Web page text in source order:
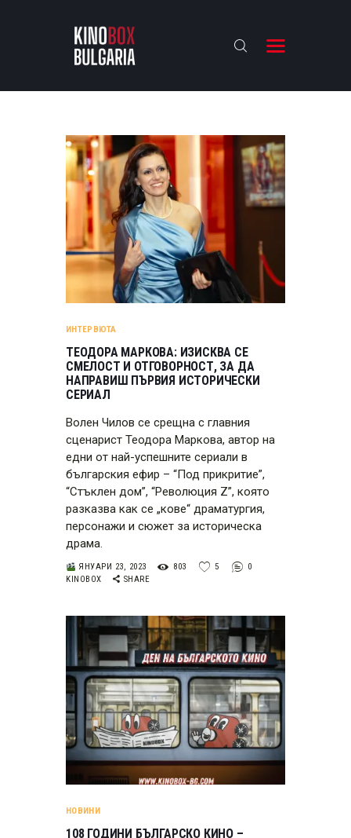
KINOBOX BULGARIA
АНАЛИЗИ
БАХТИ НАГРАДИТЕ
ИНТЕРВЮТА
ЗА НАС
ИНТЕРВЮТА
ТЕОДОРА МАРКОВА: ИЗИСКВА СЕ
СМЕЛОСТ И ОТГОВОРНОСТ, ЗА ДА
НАПРАВИШ ПЪРВИЯ ИСТОРИЧЕСКИ
СЕРИАЛ
Волен Чилов се срещна с главния
сценарист Теодора Маркова, автор на
едни от най-успешните сериали в
българския ефир – “Под прикритие”,
“Стъклен дом”, “Революция Z”, която
разказва как се „кове“ драматургия,
персонажи и сюжет за историческа
драма.
ЯНУАРИ 23, 2023 803 5
0
KINOBOX
SHARE
НОВИНИ
108 ГОДИНИ БЪЛГАРСКО КИНО –